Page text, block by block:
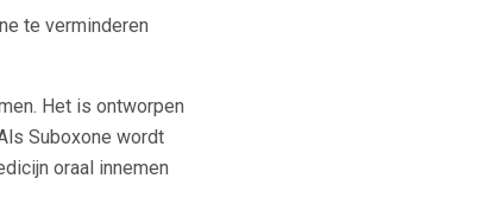
te verminderen
Het is ontworpen
Suboxone wordt
oraal innemen